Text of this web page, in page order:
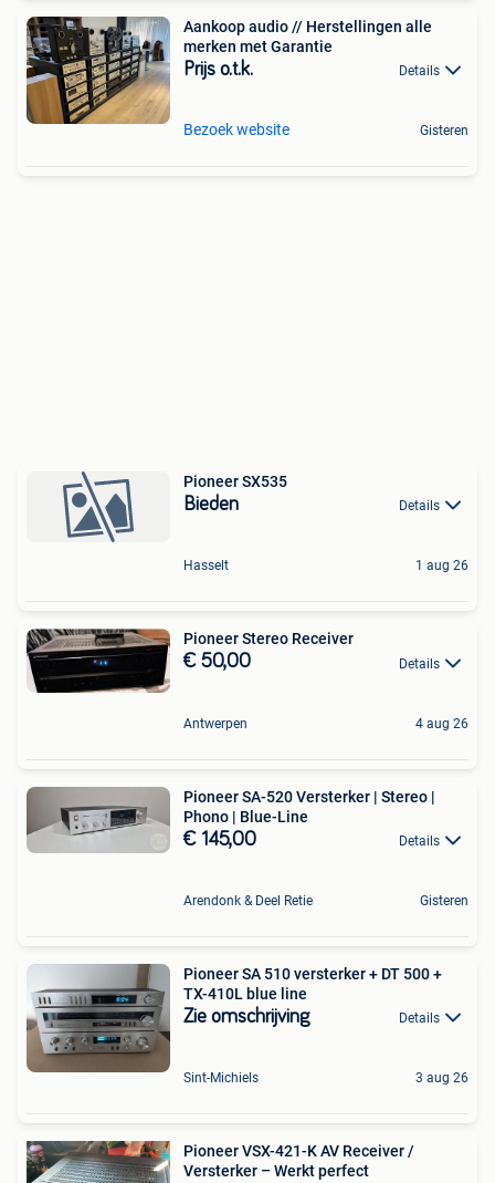
Aankoop audio // Herstellingen alle
merken met Garantie
Prijs o.t.k. Details
Bezoek website Gisteren
Pioneer SX535
Bieden Details
Hasselt 1 aug 26
Pioneer Stereo Receiver
€ 50,00 Details
Antwerpen 4 aug 26
Pioneer SA-520 Versterker | Stereo |
Phono | Blue-Line
€ 145,00 Details
Arendonk & Deel Retie Gisteren
Pioneer SA 510 versterker + DT 500 +
TX-410L blue line
Zie omschrijving Details
Sint-Michiels 3 aug 26
Pioneer VSX-421-K AV Receiver /
Versterker – Werkt perfect